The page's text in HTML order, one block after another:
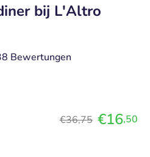
bij L'Altro
Bewertungen
€36,75 €16,50